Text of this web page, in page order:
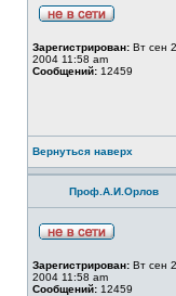
Зарегистрирован: Вт сен
2004 11:58 am
Сообщений: 12459
Вернуться наверх
Проф.А.И.Орлов
Зарегистрирован: Вт сен
2004 11:58 am
Сообщений: 12459